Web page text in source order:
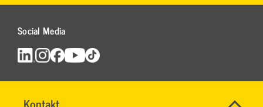
Name*
Social Media